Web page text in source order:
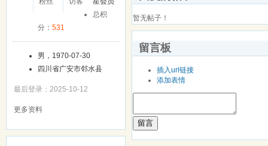
总积
分： 531
男，1970-07-30
四川省广安市邻水县
最后登录：2025-10-12
更多资料
暂无帖子！
留言板
插入url链接
添加表情
留言